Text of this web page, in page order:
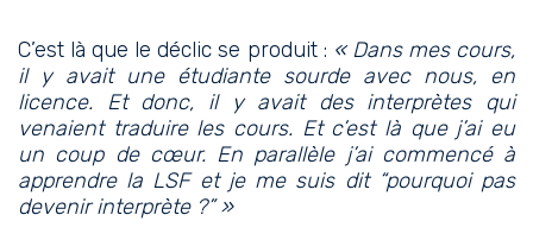
C’est là que le déclic se produit : « Dans mes cours,
il y avait une étudiante sourde avec nous, en
licence. Et donc, il y avait des interprètes qui
venaient traduire les cours. Et c’est là que j’ai eu
un coup de cœur. En parallèle j’ai commencé à
apprendre la LSF et je me suis dit “pourquoi pas
devenir interprète ?” »